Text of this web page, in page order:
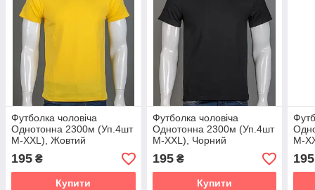
Футболка чоловіча
Однотонна 2300м (Уп.4шт
M-XXL), Жовтий
195 ₴
Купити
Футболка чоловіча
Однотонна 2300м (Уп.4шт
M-XXL), Чорний
195₴
Купити
M-
195